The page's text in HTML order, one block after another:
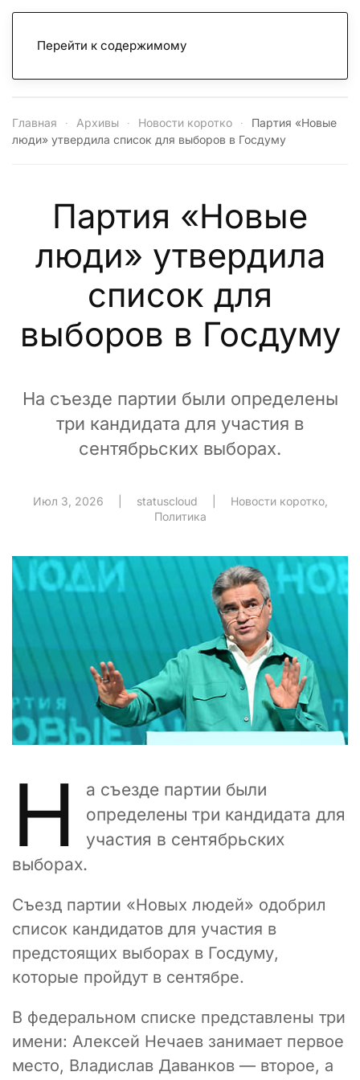
Перейти к содержимому
Главная Архивы Новости коротко
Партия «Новые
люди» утвердила список для выборов в Госдуму
Партия «Новые
люди» утвердила
список для
выборов в Госдуму
На съезде партии были определены
три кандидата для участия в
сентябрьских выборах.
Июл 3, 2026 statuscloud Новости коротко,
Политика
Н
а съезде партии были
определены три кандидата для
участия в сентябрьских
выборах.
Съезд партии «Новых людей» одобрил
список кандидатов для участия в
предстоящих выборах в Госдуму,
которые пройдут в сентябре.
В федеральном списке представлены три
имени: Алексей Нечаев занимает первое
место, Владислав Даванков — второе, а